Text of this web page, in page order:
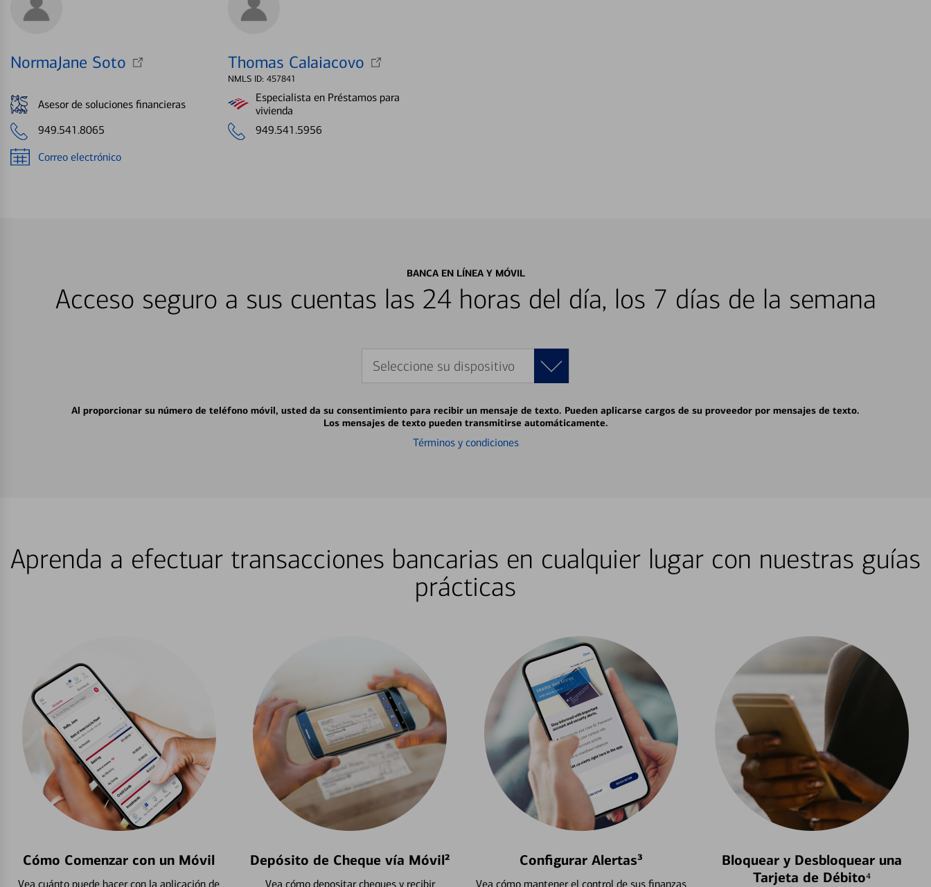
NormaJane Soto
Asesor de soluciones financieras
949.541.8065
Correo electrónico
Thomas Calaiacovo
NMLS ID: 457841
Especialista en Préstamos para
vivienda
949.541.5956
BANCA EN LÍNEA Y MÓVIL
Acceso seguro a sus cuentas las 24 horas del día, los 7 días de la semana
Seleccione su dispositivo
Al proporcionar su número de teléfono móvil, usted da su consentimiento para recibir un mensaje de texto. Pueden aplicarse cargos de su proveedor por mensajes de texto.
Los mensajes de texto pueden transmitirse automáticamente.
Términos y condiciones
Aprenda a efectuar transacciones bancarias en cualquier lugar con nuestras guías
prácticas
Cómo Comenzar con un Móvil
Vea cuánto puede hacer con la aplicación de
Depósito de Cheque vía Móvil²
Vea cómo depositar cheques y recibir
Configurar Alertas³
Vea cómo mantener el control de sus finanzas
Bloquear y Desbloquear una
Tarjeta de Débito⁴